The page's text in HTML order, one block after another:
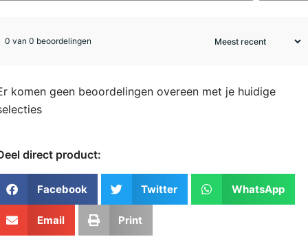
0 van 0 beoordelingen
komen geen beoordelingen overeen met je huidige
direct product:
Facebook Twitter WhatsApp
Email Print